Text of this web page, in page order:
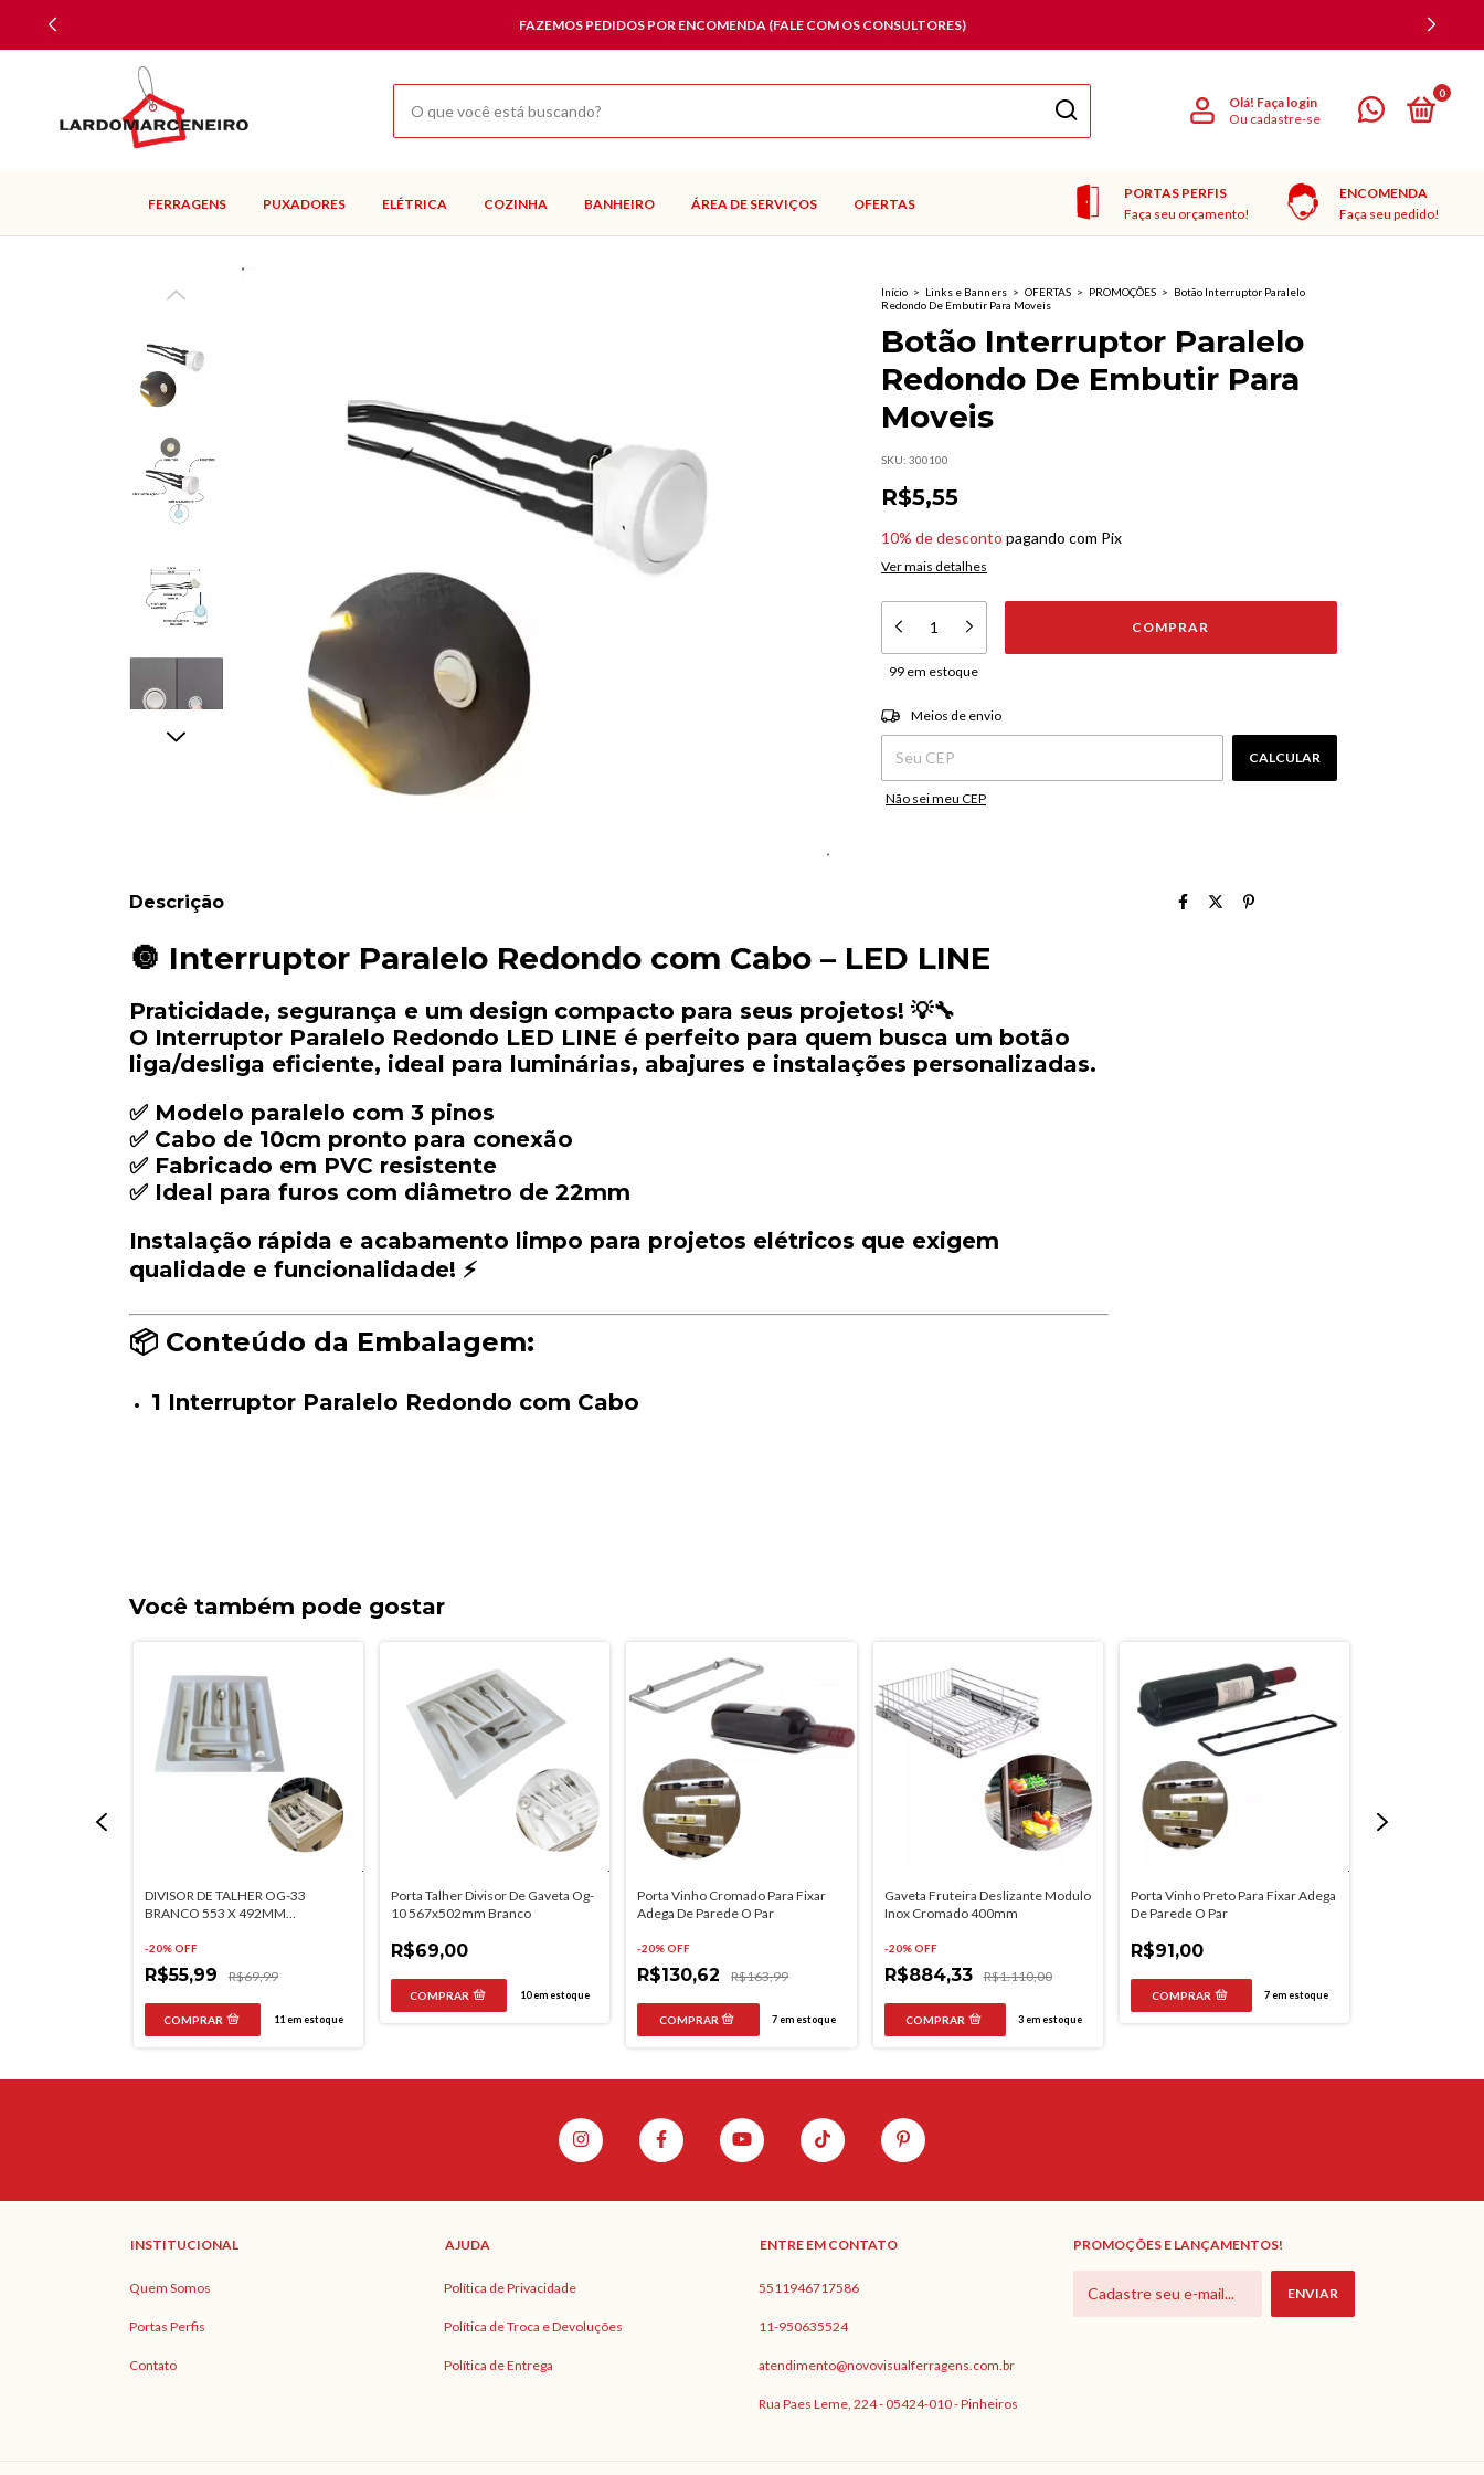
FAZEMOS PEDIDOS POR ENCOMENDA (FALE COM OS CONSULTORES)
Olá! Faça login
Ou cadastre-se
0
FERRAGENS PUXADORES ELÉTRICA COZINHA BANHEIRO ÁREA DE SERVIÇOS OFERTAS
PORTAS PERFIS
Faça seu orçamento!
ENCOMENDA
Faça seu pedido!
Início > Links e Banners > OFERTAS > PROMOÇÕES > Botão Interruptor Paralelo
Redondo De Embutir Para Moveis
Botão Interruptor Paralelo
Redondo De Embutir Para
Moveis
SKU: 300100
R$5,55
10% de desconto pagando com Pix
Ver mais detalhes
99 em estoque
Entregas para o CEP:
Meios de envio
CALCULAR
Não sei meu CEP
Descrição
🔘 Interruptor Paralelo Redondo com Cabo – LED LINE
Praticidade, segurança e um design compacto para seus projetos! 💡🔧
O Interruptor Paralelo Redondo LED LINE é perfeito para quem busca um botão
liga/desliga eficiente, ideal para luminárias, abajures e instalações personalizadas.
✅ Modelo paralelo com 3 pinos
✅ Cabo de 10cm pronto para conexão
✅ Fabricado em PVC resistente
✅ Ideal para furos com diâmetro de 22mm
Instalação rápida e acabamento limpo para projetos elétricos que exigem
qualidade e funcionalidade! ⚡
📦 Conteúdo da Embalagem:
1 Interruptor Paralelo Redondo com Cabo
Você também pode gostar
DIVISOR DE TALHER OG-33
BRANCO 553 X 492MM
-20% OFF
R$55,99 R$69,99
11em estoque
Porta Talher Divisor De Gaveta Og-
10 567x502mm Branco
R$69,00
10em estoque
Porta Vinho Cromado Para Fixar
Adega De Parede O Par
-20% OFF
R$130,62 R$163,99
7em estoque
Gaveta Fruteira Deslizante Modulo
Inox Cromado 400mm
-20% OFF
R$884,33 R$1.110,00
3em estoque
Porta Vinho Preto Para Fixar Adega
De Parede O Par
R$91,00
7em estoque
INSTITUCIONAL
Quem Somos
Portas Perfis
Contato
AJUDA
Política de Privacidade
Política de Troca e Devoluções
Política de Entrega
ENTRE EM CONTATO
5511946717586
11-950635524
atendimento@novovisualferragens.com.br
Rua Paes Leme, 224 - 05424-010 - Pinheiros
PROMOÇÕES E LANÇAMENTOS!